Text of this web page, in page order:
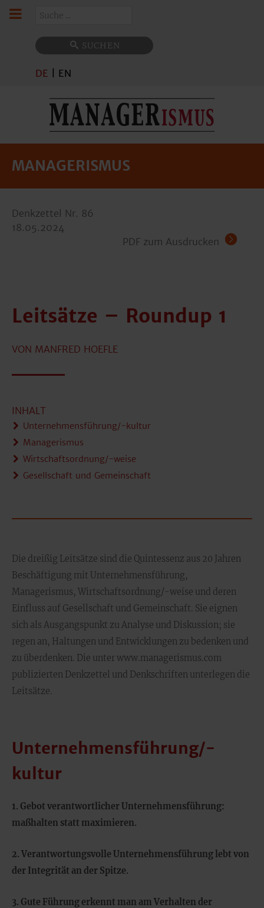
SUCHEN
DE EN
MANAGERISMUS
Denkzettel Nr. 86
18.05.2024
PDF zum Ausdrucken
Leitsätze – Roundup 1
VON MANFRED HOEFLE
INHALT
Unternehmensführung/-kultur
Managerismus
Wirtschaftsordnung/-weise
Gesellschaft und Gemeinschaft
Die dreißig Leitsätze sind die Quintessenz aus 20 Jahren
Beschäftigung mit Unternehmensführung,
Managerismus, Wirtschaftsordnung/-weise und deren
Einfluss auf Gesellschaft und Gemeinschaft. Sie eignen
sich als Ausgangspunkt zu Analyse und Diskussion; sie
regen an, Haltungen und Entwicklungen zu bedenken und
zu überdenken. Die unter www.managerismus.com
publizierten Denkzettel und Denkschriften unterlegen die
Leitsätze.
Unternehmensführung/-
kultur
1. Gebot verantwortlicher Unternehmensführung:
maßhalten statt maximieren.
2. Verantwortungsvolle Unternehmensführung lebt von
der Integrität an der Spitze.
3. Gute Führung erkennt man am Verhalten der